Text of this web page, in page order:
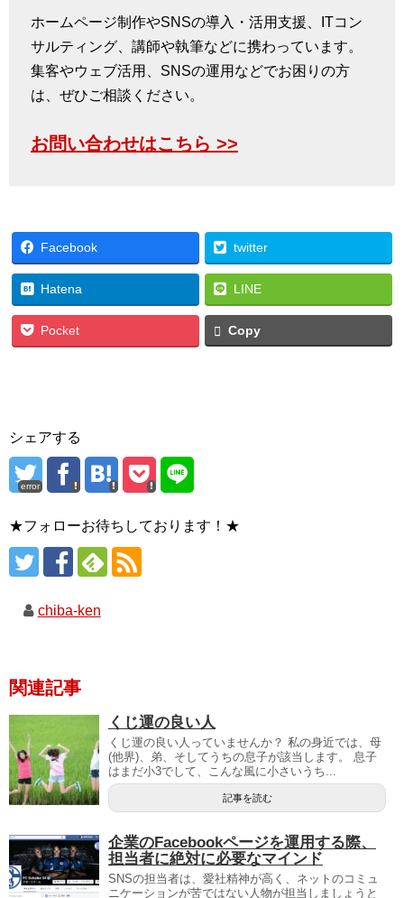
ホームページ制作やSNSの導入・活用支援、ITコン
サルティング、講師や執筆などに携わっています。
集客やウェブ活用、SNSの運用などでお困りの方
は、ぜひご相談ください。
お問い合わせはこちら >>
Facebook twitter
Hatena LINE
Pocket Copy
シェアする
error
★フォローお待ちしております！★
chiba-ken
関連記事
くじ運の良い人
くじ運の良い人っていませんか？ 私の身近では、母
(他界)、弟、そしてうちの息子が該当します。 息子
はまだ小3でして、こんな風に小さいうち...
記事を読む
企業のFacebookページを運用する際、
担当者に絶対に必要なマインド
SNSの担当者は、愛社精神が高く、ネットのコミュ
ニケーションが苦ではない人物が担当しましょうと